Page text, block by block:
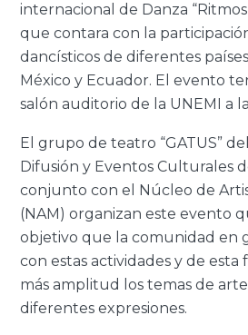
internacional de Danza
que contara con la
dancísticos de diferentes
México y Ecuador. El evento
salón auditorio de la UNEMI a
El grupo de teatro “GATUS”
Difusión y Eventos Culturales
conjunto con el Núcleo de
(NAM) organizan este evento
objetivo que la comunidad en
con estas actividades y de
más amplitud los temas de
diferentes expresiones.